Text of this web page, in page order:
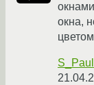
окна,
S_Paul